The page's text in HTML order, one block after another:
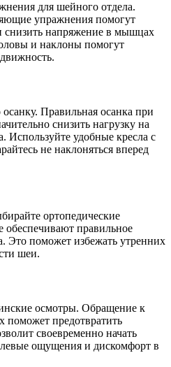
для шейного отдела.
упражнения помогут
снизить напряжение в мышцах
и наклоны помогут
Правильная осанка при
снизить нагрузку на
Используйте удобные кресла с
не наклоняться вперед
ортопедические
правильное
Это поможет избежать утренних
шеи.
осмотры. Обращение к
поможет предотвратить
своевременно начать
ощущения и дискомфорт в